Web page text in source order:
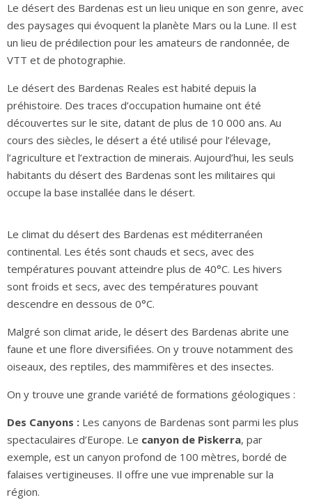
Le désert des Bardenas est un lieu unique en son genre, avec
des paysages qui évoquent la planète Mars ou la Lune. Il est
un lieu de prédilection pour les amateurs de randonnée, de
VTT et de photographie.
Le désert des Bardenas Reales est habité depuis la
préhistoire. Des traces d’occupation humaine ont été
découvertes sur le site, datant de plus de 10 000 ans. Au
cours des siècles, le désert a été utilisé pour l’élevage,
l’agriculture et l’extraction de minerais. Aujourd’hui, les seuls
habitants du désert des Bardenas sont les militaires qui
occupe la base installée dans le désert.
Le climat du désert des Bardenas est méditerranéen
continental. Les étés sont chauds et secs, avec des
températures pouvant atteindre plus de 40°C. Les hivers
sont froids et secs, avec des températures pouvant
descendre en dessous de 0°C.
Malgré son climat aride, le désert des Bardenas abrite une
faune et une flore diversifiées. On y trouve notamment des
oiseaux, des reptiles, des mammifères et des insectes.
On y trouve une grande variété de formations géologiques :
Des Canyons : Les canyons de Bardenas sont parmi les plus
spectaculaires d’Europe. Le canyon de Piskerra, par
exemple, est un canyon profond de 100 mètres, bordé de
falaises vertigineuses. Il offre une vue imprenable sur la
région.